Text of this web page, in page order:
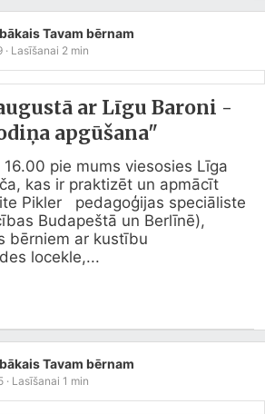
Tavam bērnam
· Lasīšanai 2 min
ar Līgu Baroni -
apgūšana"
pie mums viesosies Līga
kas ir praktizēt un apmācīt
Pikler   pedagoģijas speciāliste
Budapeštā un Berlīnē),
bērniem ar kustību
locekle,...
Tavam bērnam
· Lasīšanai 1 min